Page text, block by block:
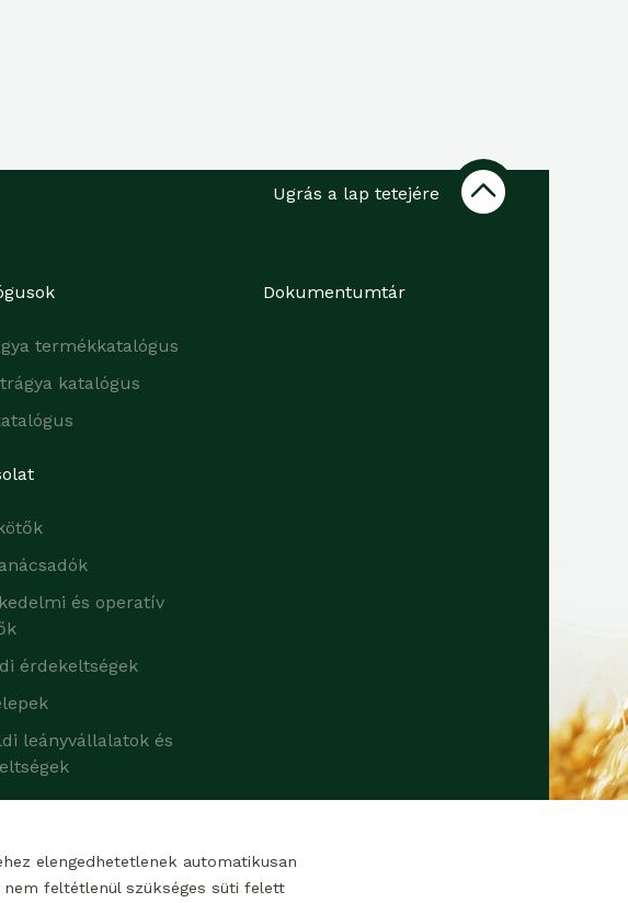
elengedhetetlenek automatikusan
feltétlenül szükséges süti felett
Ugrás a lap tetejére
termékkatalógus
katalógus
és operatív
érdekeltségek
leányvállalatok és
Dokumentumtár